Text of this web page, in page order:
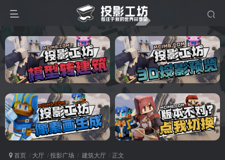
首页 大厅 投影广场 建筑大厅 正文